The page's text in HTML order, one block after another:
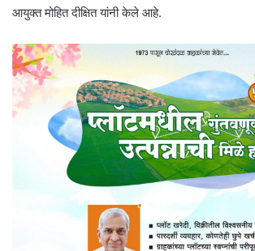
आयुक्त मोहित दीक्षित यांनी केले आहे.